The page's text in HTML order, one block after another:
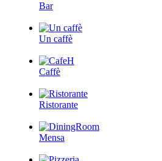
Bar
Un caffè
Caffè
Ristorante
Mensa